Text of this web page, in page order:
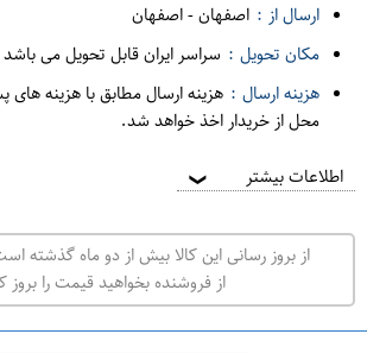
ه
ف
ر
و
ش
ی
ت
ه
ر
ا
ارسال از : اصفهان-اصفهان
مکان تحویل : سراسر ایران قابل تحویل می باشد
هزینه ارسال : هزینه ارسال مطابق با هزینه
محل از خریدار اخذ خواهد شد.
اطلاعات بیشتر ❯
از بروز رسانی این کالا بیش از دو ماه گذشته
از فروشنده بخواهید قیمت را بروز